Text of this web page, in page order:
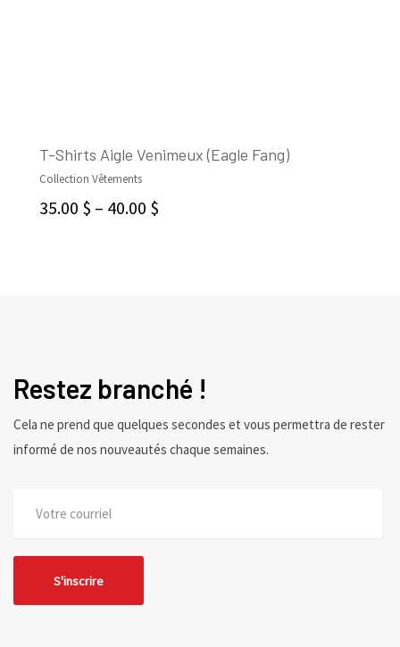
T-Shirts Aigle Venimeux (Eagle Fang)
Collection Vêtements
35.00 $ – 40.00 $
Restez branché !
Cela ne prend que quelques secondes et vous permettra de rester
informé de nos nouveautés chaque semaines.